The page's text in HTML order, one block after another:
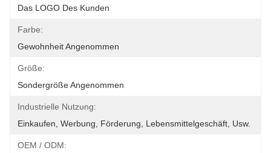
Das LOGO Des Kunden
Farbe:
Gewohnheit Angenommen
Größe:
Sondergröße Angenommen
Industrielle Nutzung:
Einkaufen, Werbung, Förderung, Lebensmittelgeschäft, Usw.
OEM / ODM: